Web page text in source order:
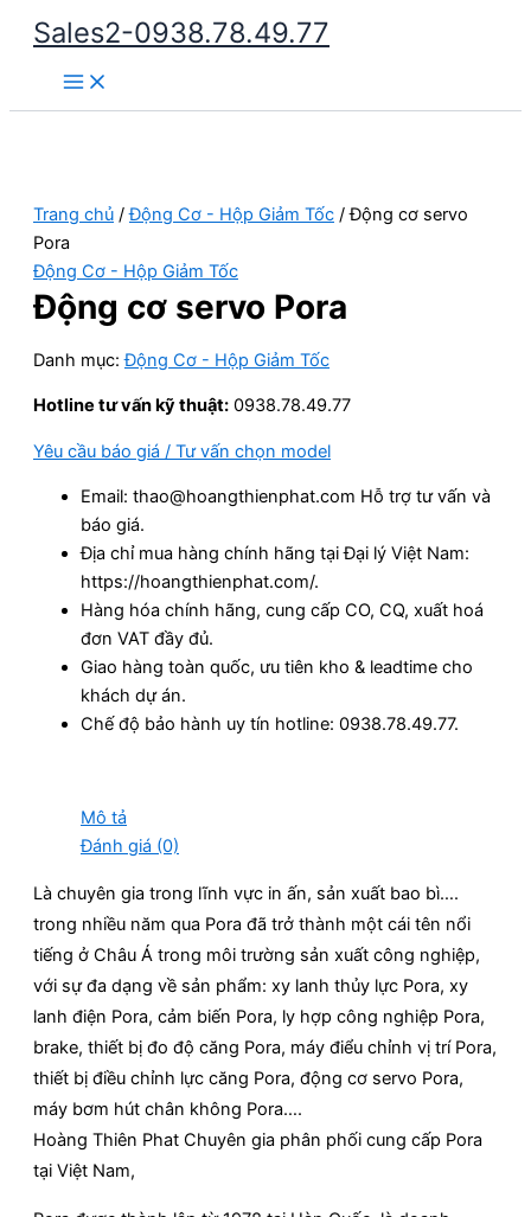
Nhảy
dung
Sales2-0938.78.49.77
Main
Menu
Trang chủ /Động Cơ - Hộp Giảm Tốc / Động cơ servo
Pora
Động Cơ - Hộp Giảm Tốc
Động cơ servo Pora
Danh mục:Động Cơ - Hộp Giảm Tốc
Hotline tư vấn kỹ thuật: 0938.78.49.77
Yêu cầu báo giá / Tư vấn chọn model
Email: thao@hoangthienphat.com Hỗ trợ tư vấn và
báo giá.
Địa chỉ mua hàng chính hãng tại Đại lý Việt Nam:
https://hoangthienphat.com/.
Hàng hóa chính hãng, cung cấp CO, CQ, xuất hoá
đơn VAT đầy đủ.
Giao hàng toàn quốc, ưu tiên kho & leadtime cho
khách dự án.
Chế độ bảo hành uy tín hotline: 0938.78.49.77.
Mô tả
Đánh giá (0)
Là chuyên gia trong lĩnh vực in ấn, sản xuất bao bì….
trong nhiều năm qua Pora đã trở thành một cái tên nổi
tiếng ở Châu Á trong môi trường sản xuất công nghiệp,
với sự đa dạng về sản phẩm: xy lanh thủy lực Pora, xy
lanh điện Pora, cảm biến Pora, ly hợp công nghiệp Pora,
brake, thiết bị đo độ căng Pora, máy điểu chỉnh vị trí Pora,
thiết bị điều chỉnh lực căng Pora, động cơ servo Pora,
máy bơm hút chân không Pora….
Hoàng Thiên Phat Chuyên gia phân phối cung cấp Pora
tại Việt Nam,